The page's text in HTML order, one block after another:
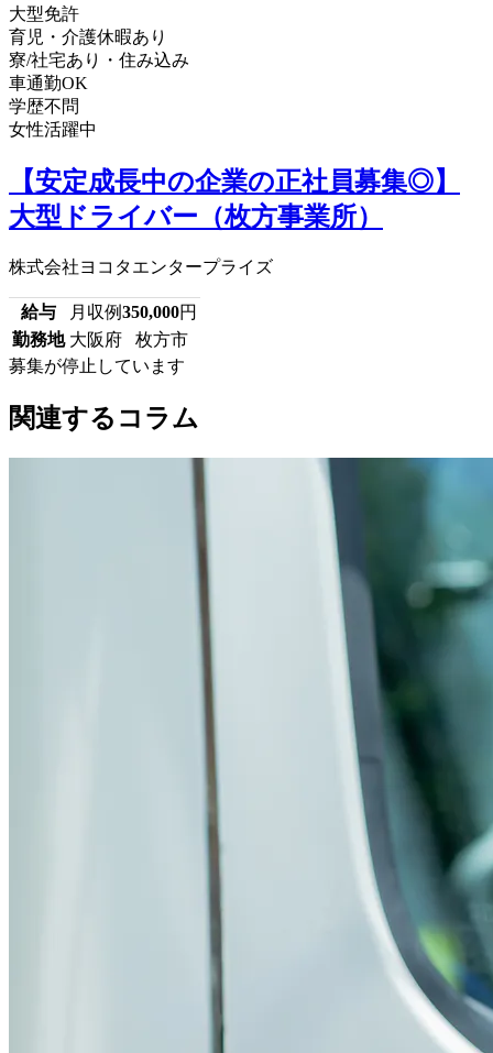
大型免許
育児・介護休暇あり
寮/社宅あり・住み込み
車通勤OK
学歴不問
女性活躍中
【安定成長中の企業の正社員募集◎】
大型ドライバー（枚方事業所）
株式会社ヨコタエンタープライズ
給与 月収例350,000円
勤務地 大阪府 枚方市
募集が停止しています
関連するコラム